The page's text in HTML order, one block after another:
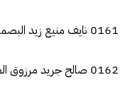
0161 نايف منيع زيد البصمان
0162 صالح جريد مرزوق العازمي